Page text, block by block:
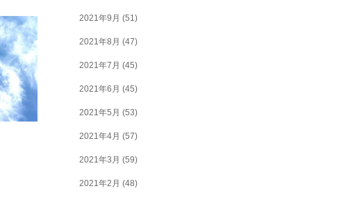
2021年9月 (51)
2021年8月 (47)
2021年7月 (45)
2021年6月 (45)
2021年5月 (53)
2021年4月 (57)
2021年3月 (59)
2021年2月 (48)